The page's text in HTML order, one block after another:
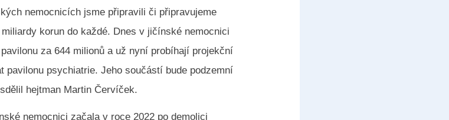
nemocnicích jsme připravili či připravujeme
korun do každé. Dnes v jičínské nemocnici
za 644 milionů a už nyní probíhají projekční
pavilonu psychiatrie. Jeho součástí bude podzemní
hejtman Martin Červíček.
nemocnici začala v roce 2022 po demolici